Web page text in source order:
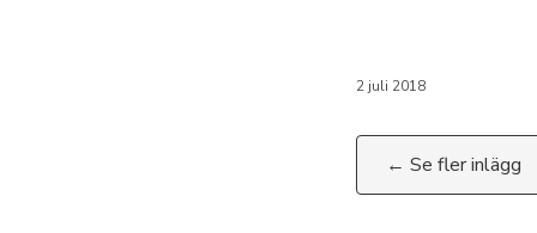
2 juli 2018
← Se fler inlägg